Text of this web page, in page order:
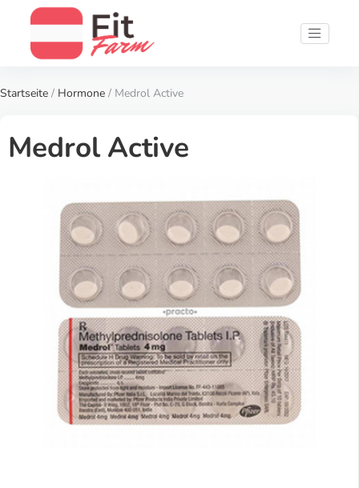
Startseite / Hormone / Medrol Active
Medrol Active